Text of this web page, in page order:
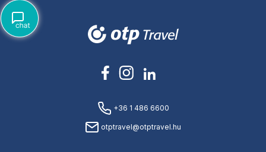
+36 1 486 6600
otptravel@otptravel.hu